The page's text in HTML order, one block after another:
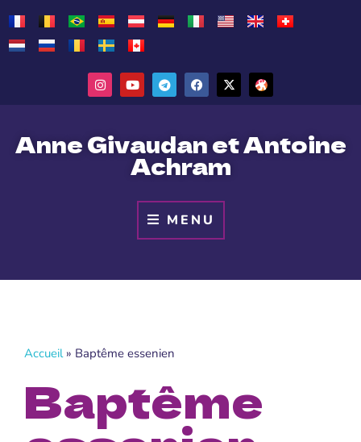
Anne Givaudan et Antoine
Achram
MENU
Accueil» Baptême essenien
Baptême